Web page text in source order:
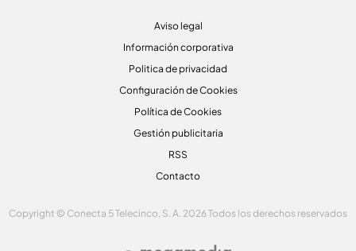
Aviso legal
Información corporativa
Politica de privacidad
Configuración de Cookies
Política de Cookies
Gestión publicitaria
RSS
Contacto
Copyright © Conecta 5 Telecinco, S. A. 2026 Todos los derechos reservados